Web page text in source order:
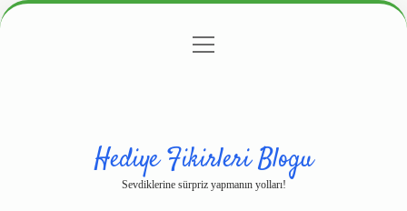
Gizlilik Politikası
menüyü
Hediye Fikirleri Blogu
Sevdiklerine sürpriz yapmanın yolları!